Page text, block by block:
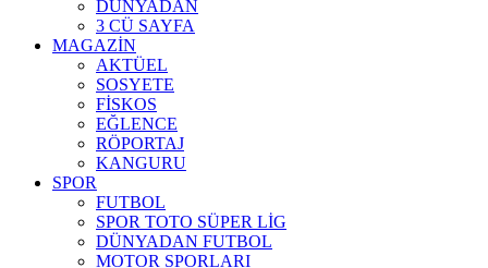
DÜNYADAN
3 CÜ SAYFA
MAGAZİN
AKTÜEL
SOSYETE
FİSKOS
EĞLENCE
RÖPORTAJ
KANGURU
SPOR
FUTBOL
SPOR TOTO SÜPER LİG
DÜNYADAN FUTBOL
MOTOR SPORLARI